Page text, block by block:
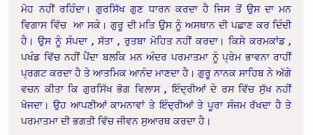
ਮੋਹ ਨਹੀਂ ਰਹਿੰਦਾ। ਗੁਰਸਿੱਖ ਗੁਣ ਧਾਰਨ ਕਰਦਾ ਹੈ ਜਿਸ ਤੋਂ ਉਸ ਦਾ ਮਨ
ਵਿਗਾਸ ਵਿੱਚ ਆ ਸਕੇ। ਗੁਰੂ ਦੀ ਮਤਿ ਉਸ ਨੂੰ ਅਸਥਾਨ ਦੀ ਪਛਾਣ ਕਰ ਦਿੰਦੀ
ਹੈ। ਉਸ ਨੂੰ ਸੰਪਦਾ , ਸੱਤਾ , ਰੁਤਬਾ ਮੋਹਿਤ ਨਹੀਂ ਕਰਦਾ। ਕਿਸੇ ਕਰਮਕਾਂਡ ,
ਪਖੰਡ ਵਿੱਚ ਨਹੀਂ ਪੈਂਦਾ ਬਲਕਿ ਮਨ ਅੰਦਰ ਪਰਮਾਤਮਾ ਨੂੰ ਪ੍ਰੇਮ ਭਾਵਨਾ ਰਾਹੀਂ
ਪ੍ਰਗਟ ਕਰਦਾ ਹੈ ਤੇ ਆਤਮਿਕ ਆਨੰਦ ਮਾਣਦਾ ਹੈ। ਗੁਰੂ ਨਾਨਕ ਸਾਹਿਬ ਨੇ ਅੱਗੇ
ਵਚਨ ਕੀਤਾ ਕਿ ਗੁਰਸਿੱਖ ਭੋਗ ਵਿਲਾਸ , ਇੰਦ੍ਰੀਆਂ ਦੇ ਰਸ ਵਿੱਚ ਸੁੱਖ ਨਹੀਂ
ਖੋਜਦਾ। ਉਹ ਆਪਣੀਆਂ ਕਾਮਨਾਵਾਂ ਤੇ ਇੰਦ੍ਰੀਆਂ ਤੇ ਪੂਰਾ ਸੰਜਮ ਰੱਖਦਾ ਹੈ ਤੇ
ਪਰਮਾਤਮਾ ਦੀ ਭਗਤੀ ਵਿੱਚ ਜੀਵਨ ਸੁਆਰਥ ਕਰਦਾ ਹੈ।